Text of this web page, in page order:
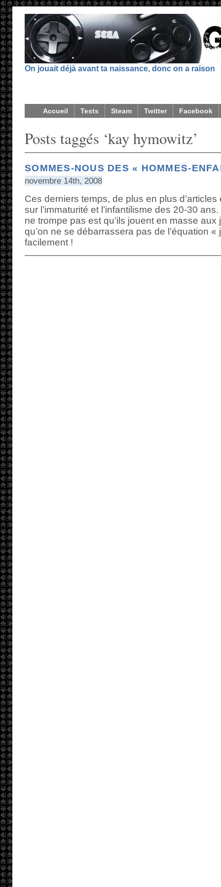
On jouait déjà avant ta naissance, donc on a raison
Accueil Tests Steam Twitter Facebook
Posts taggés ‘kay hymowitz’
SOMMES-NOUS DES « HOMMES-
novembre 14th, 2008
Ces derniers temps, de plus en plus
sur l’immaturité et l’infantilisme des 20-30
ne trompe pas est qu’ils jouent en masse aux
qu’on ne se débarrassera pas de l’équation
facilement !